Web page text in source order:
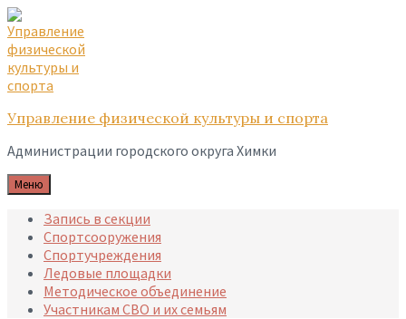
Skip
to
content
Skip
to
main
navigation
Skip
to
footer
Управление физической культуры и спорта
Администрации городского округа Химки
Меню
Запись в секции
Спортсооружения
Спортучреждения
Ледовые площадки
Методическое объединение
Участникам СВО и их семьям